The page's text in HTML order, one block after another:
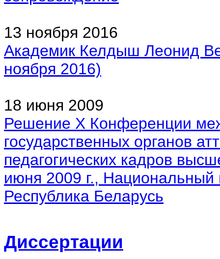
13 ноября 2016
Академик Келдыш Леонид
ноября 2016)
18 июня 2009
Решение X Конференции
государственных органов
педагогических кадров
июня 2009 г.,
Республика Беларусь
Диссертации